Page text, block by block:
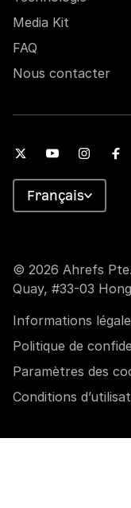
Media Kit
FAQ
Nous contacter
© 2026 Ahrefs
Quay, #33-03
Informations
Politique de
Paramètres des
Conditions
Français